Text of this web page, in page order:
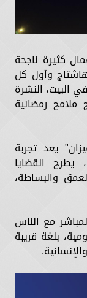
كثيرة ناجحة
وأول كل
البيت، النشرة
ملامح رمضانية
يعد تجربة
القضايا
والبساطة،
مع الناس
بلغة قريبة